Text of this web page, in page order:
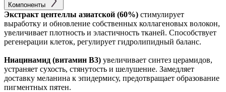
Компоненты
Экстракт центеллы азиатской (60%) стимулирует
выработку и обновление собственных коллагеновых волокон,
увеличивает плотность и эластичность тканей. Способствует
регенерации клеток, регулирует гидролипидный баланс.
Ниацинамид (витамин B3) увеличивает синтез церамидов,
устраняет сухость, стянутость и шелушение. Замедляет
доставку меланина к эпидермису, предотвращает образование
пигментных пятен.